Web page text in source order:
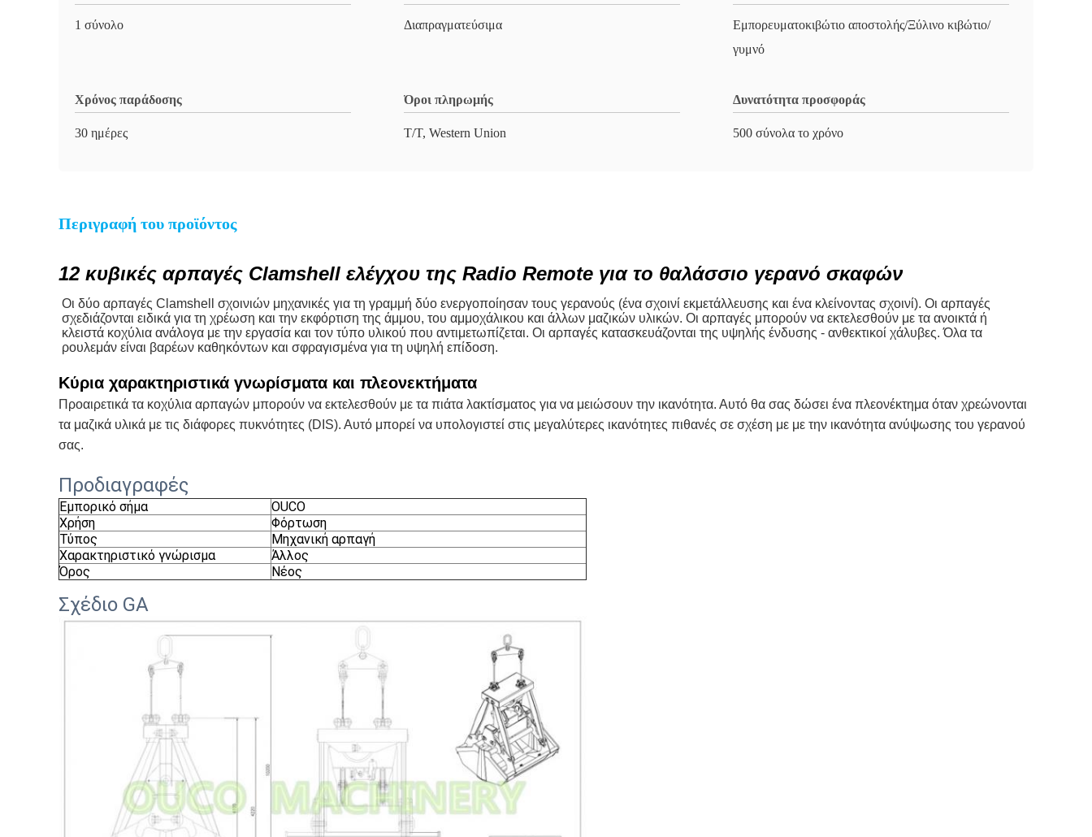
1 σύνολο Διαπραγματεύσιμα
Εμπορευματοκιβώτιο αποστολής/Ξύλινο κιβώτιο/
γυμνό
Χρόνος παράδοσης
30 ημέρες
Όροι πληρωμής
T/T, Western Union
Δυνατότητα προσφοράς
500 σύνολα το χρόνο
Περιγραφή του προϊόντος
12 κυβικές αρπαγές Clamshell ελέγχου της Radio Remote για το θαλάσσιο γερανό σκαφών
Οι δύο αρπαγές Clamshell σχοινιών μηχανικές για τη γραμμή δύο ενεργοποίησαν τους γερανούς (ένα σχοινί εκμετάλλευσης και ένα κλείνοντας σχοινί). Οι αρπαγές
σχεδιάζονται ειδικά για τη χρέωση και την εκφόρτιση της άμμου, του αμμοχάλικου και άλλων μαζικών υλικών. Οι αρπαγές μπορούν να εκτελεσθούν με τα ανοικτά ή
κλειστά κοχύλια ανάλογα με την εργασία και τον τύπο υλικού που αντιμετωπίζεται. Οι αρπαγές κατασκευάζονται της υψηλής ένδυσης - ανθεκτικοί χάλυβες. Όλα τα
ρουλεμάν είναι βαρέων καθηκόντων και σφραγισμένα για τη υψηλή επίδοση.
Κύρια χαρακτηριστικά γνωρίσματα και πλεονεκτήματα
Προαιρετικά τα κοχύλια αρπαγών μπορούν να εκτελεσθούν με τα πιάτα λακτίσματος για να μειώσουν την ικανότητα. Αυτό θα σας δώσει ένα πλεονέκτημα όταν χρεώνονται
τα μαζικά υλικά με τις διάφορες πυκνότητες (DIS). Αυτό μπορεί να υπολογιστεί στις μεγαλύτερες ικανότητες πιθανές σε σχέση με με την ικανότητα ανύψωσης του γερανού
σας.
Προδιαγραφές
Εμπορικό σήμα
OUCO
Χρήση
Φόρτωση
Τύπος
Μηχανική αρπαγή
Χαρακτηριστικό γνώρισμα
Άλλος
Όρος
Νέος
Σχέδιο GA